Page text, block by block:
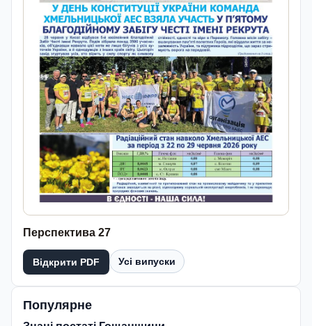
Перспектива 27
Відкрити PDF Усі випуски
Популярне